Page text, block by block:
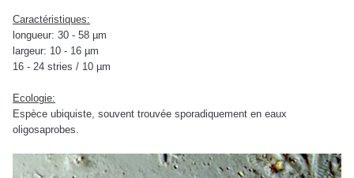
Caractéristiques:
longueur: 30 - 58 µm
largeur: 10 - 16 µm
16 - 24 stries / 10 µm
Ecologie:
Espèce ubiquiste, souvent trouvée sporadiquement en eaux
oligosaprobes.